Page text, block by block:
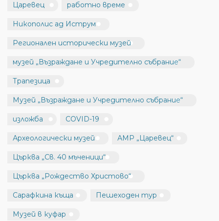
Царевец работно време
Никополис ад Иструм
Регионален исторически музей
музей „Възраждане и Учредително събрание“
Трапезица
Музей „Възраждане и Учредително събрание“
изложба COVID-19
Археологически музей АМР „Царевец“
Църква „Св. 40 мъченици“
Църква „Рождество Христово“
Сарафкина къща Пешеходен тур
Музей в куфар